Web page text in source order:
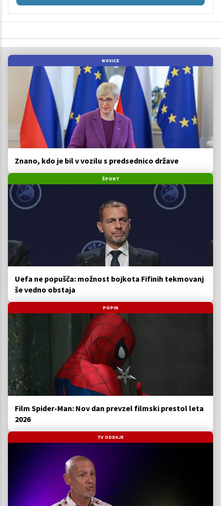
NOVICE
Znano, kdo je bil v vozilu s predsednico države
ŠPORT
Uefa ne popušča: možnost bojkota Fifinih tekmovanj
še vedno obstaja
POPIN
Film Spider-Man: Nov dan prevzel filmski prestol leta
2026
TV ODDAJE